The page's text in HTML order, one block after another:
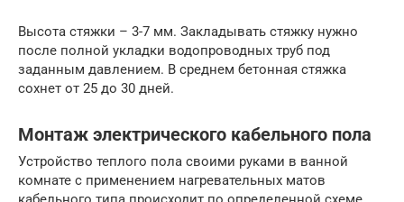
Высота стяжки – 3-7 мм. Закладывать стяжку нужно
после полной укладки водопроводных труб под
заданным давлением. В среднем бетонная стяжка
сохнет от 25 до 30 дней.
Монтаж электрического кабельного пола
Устройство теплого пола своими руками в ванной
комнате с применением нагревательных матов